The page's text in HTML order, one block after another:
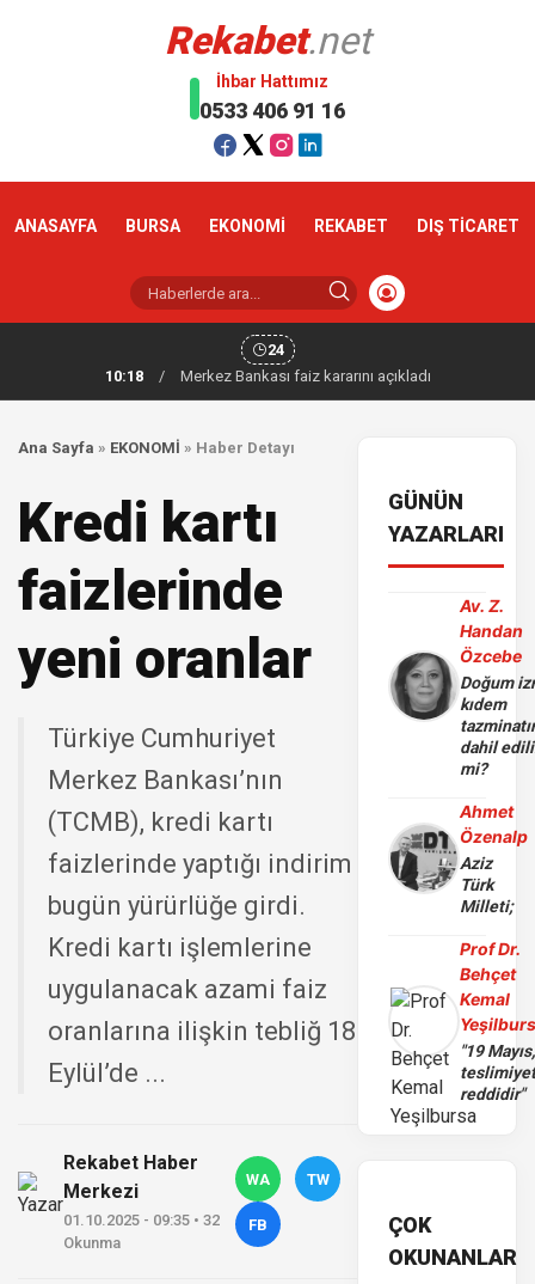
Rekabet.net
İhbar Hattımız
0533 406 91 16
ANASAYFA BURSA EKONOMİ REKABET DIŞ TİCARET
24
10:18
/ Merkez Bankası faiz kararını açıkladı
Ana Sayfa » EKONOMİ » Haber Detayı
Kredi kartı
faizlerinde
yeni oranlar
Türkiye Cumhuriyet
Merkez Bankası’nın
(TCMB), kredi kartı
faizlerinde yaptığı indirim
bugün yürürlüğe girdi.
Kredi kartı işlemlerine
uygulanacak azami faiz
oranlarına ilişkin tebliğ 18
Eylül’de ...
Rekabet Haber
Merkezi
01.10.2025 - 09:35 • 32
Okunma
WA TW
FB
GÜNÜN
YAZARLARI
Av. Z.
Handan
Özcebe
Doğum
kıdem
dahil
mi?
Ahmet
Özenalp
Aziz
Türk
Milleti;
Prof Dr.
Behçet
Kemal
"19 Mayıs,
reddidir"
ÇOK
OKUNANLAR